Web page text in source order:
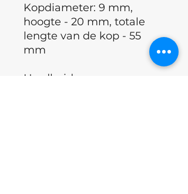
Kopdiameter: 9 mm,
hoogte - 20 mm, totale
lengte van de kop - 55
mm
Hardheid: groene